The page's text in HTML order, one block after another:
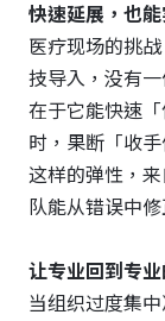
快速延展，也
医疗现场的挑
技导入，没有
在于它能快速
时，果断「收手
这样的弹性，
队能从错误中
让专业回到专
当组织过度集